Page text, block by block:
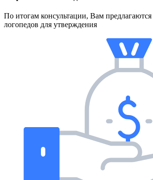
По итогам консультации, Вам
логопедов для утверждения